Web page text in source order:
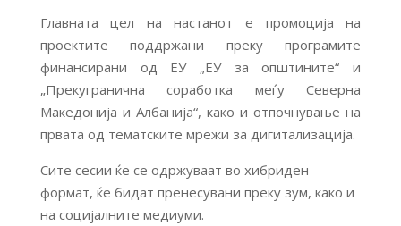
Главната цел на настанот е промоција на
проектите поддржани преку програмите
финансирани од ЕУ „ЕУ за општините“ и
„Прекугранична соработка меѓу Северна
Македонија и Албанија“, како и отпочнување на
првата од тематските мрежи за дигитализација.
Сите сесии ќе се одржуваат во хибриден
формат, ќе бидат пренесувани преку зум, како и
на социјалните медиуми.